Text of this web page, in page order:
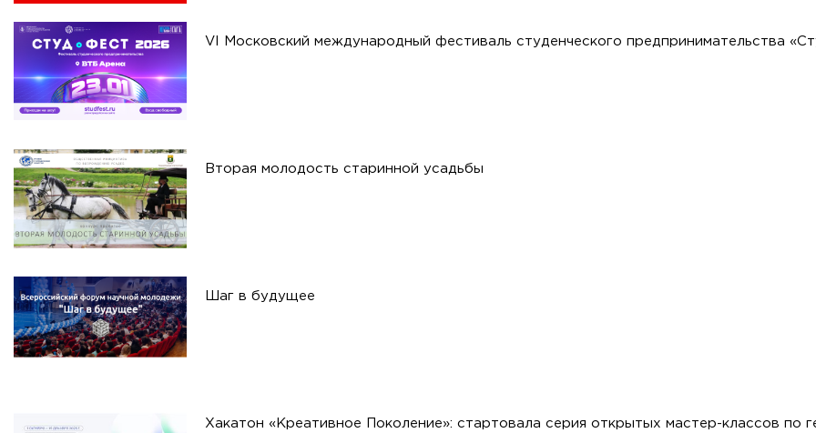
VI Московский международный фестиваль студенческого предпринимательства
Вторая молодость старинной усадьбы
Шаг в будущее
Хакатон «Креативное Поколение»: стартовала серия открытых мастер-классов по